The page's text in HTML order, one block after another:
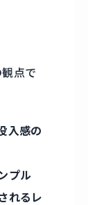
点で
入感の
プル
れるレ